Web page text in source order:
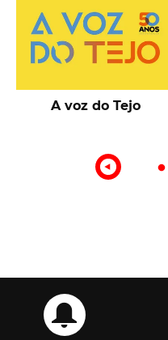
A voz do Tejo